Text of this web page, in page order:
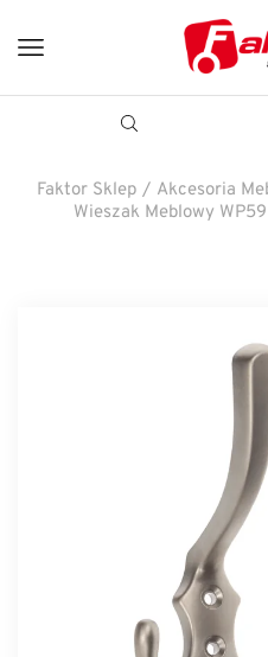
Faktor Sklep / Akcesoria
Wieszak Meblowy